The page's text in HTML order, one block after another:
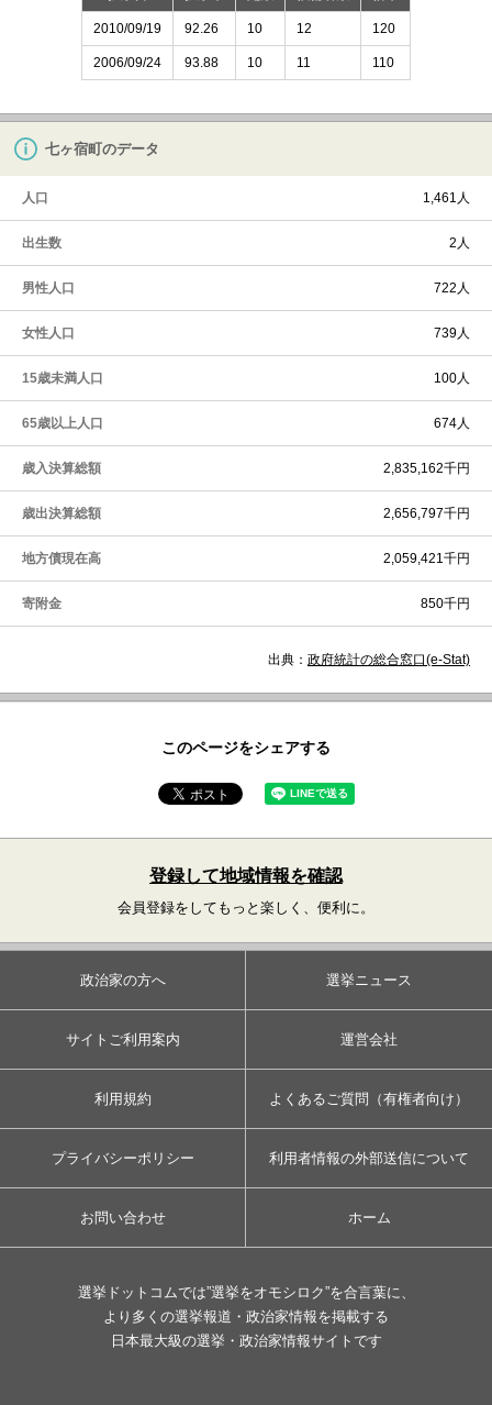
2010/09/19 92.26 10 12 120
2006/09/24 93.88 10 11 110
七ヶ宿町のデータ
人口 1,461人
出生数 2人
男性人口 722人
女性人口 739人
15歳未満人口 100人
65歳以上人口 674人
歳入決算総額 2,835,162千円
歳出決算総額 2,656,797千円
地方債現在高 2,059,421千円
寄附金 850千円
出典： 政府統計の総合窓口(e-Stat)
このページをシェアする
登録して地域情報を確認
会員登録をしてもっと楽しく、便利に。
政治家の方へ 選挙ニュース
サイトご利用案内 運営会社
利用規約 よくあるご質問（有権者向け）
プライバシーポリシー 利用者情報の外部送信について
お問い合わせ ホーム
選挙ドットコムでは”選挙をオモシロク”を合言葉に、
より多くの選挙報道・政治家情報を掲載する
日本最大級の選挙・政治家情報サイトです